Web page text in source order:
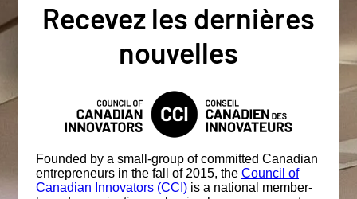
Recevez les dernières
nouvelles